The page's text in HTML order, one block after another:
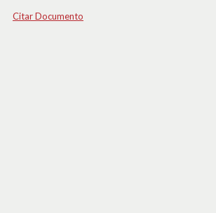
Citar Documento